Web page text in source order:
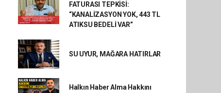
FATURASI TEPKİSİ:
“KANALİZASYON YOK, 443 TL
ATIKSU BEDELİ VAR”
SU UYUR, MAĞARA HATIRLAR
Halkın Haber Alma Hakkını